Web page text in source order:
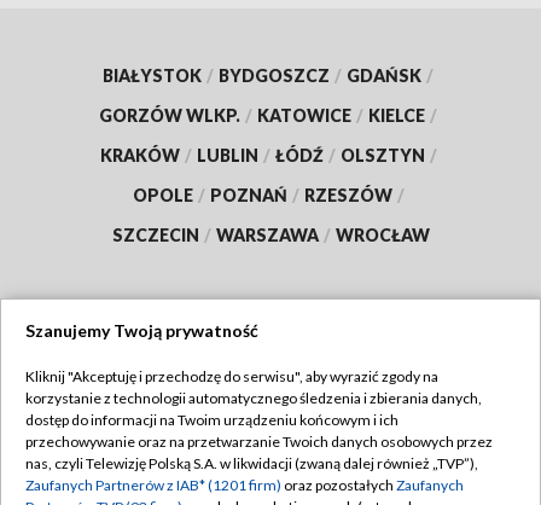
BIAŁYSTOK / BYDGOSZCZ / GDAŃSK /
GORZÓW WLKP. / KATOWICE / KIELCE /
KRAKÓW / LUBLIN / ŁÓDŹ / OLSZTYN /
OPOLE / POZNAŃ / RZESZÓW /
SZCZECIN / WARSZAWA / WROCŁAW
TVP
Abonament TVP
Emisja w TVP
Regulamin TVP
Polityka prywatności
Szanujemy Twoją prywatność
Kliknij "Akceptuję i przechodzę do serwisu", aby wyrazić zgody na
korzystanie z technologii automatycznego śledzenia i zbierania danych,
dostęp do informacji na Twoim urządzeniu końcowym i ich
przechowywanie oraz na przetwarzanie Twoich danych osobowych przez
nas, czyli Telewizję Polską S.A. w likwidacji (zwaną dalej również „TVP”),
Zaufanych Partnerów z IAB* (1201 firm) oraz pozostałych Zaufanych